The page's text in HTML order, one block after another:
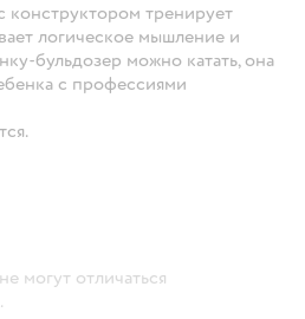
конструктором тренирует
логическое мышление и
бульдозер можно катать, она
с профессиями
могут отличаться